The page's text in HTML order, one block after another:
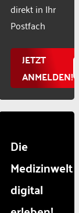
Consent
direkt in Ihr
Postfach
JETZT
ANMELDEN!
Die
Medizinwelt
digital